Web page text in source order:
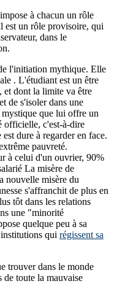
à chacun un rôle
est un rôle provisoire, qui
dans le
l'initiation mythique. Elle
. L'étudiant est un être
et dont la limite va être
de s'isoler dans une
que lui offre un
officielle, c'est-à-dire
dure à regarder en face.
pauvreté.
à celui d'un ouvrier, 90%
La misère de
nouvelle misère du
s'affranchit de plus en
tôt dans les relations
une "minorité
quelque peu à sa
qui régissent sa
trouver dans le monde
de toute la mauvaise